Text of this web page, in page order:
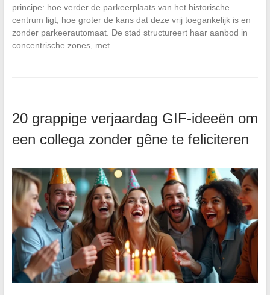
principe: hoe verder de parkeerplaats van het historische
centrum ligt, hoe groter de kans dat deze vrij toegankelijk is en
zonder parkeerautomaat. De stad structureert haar aanbod in
concentrische zones, met…
20 grappige verjaardag GIF-ideeën om
een collega zonder gêne te feliciteren